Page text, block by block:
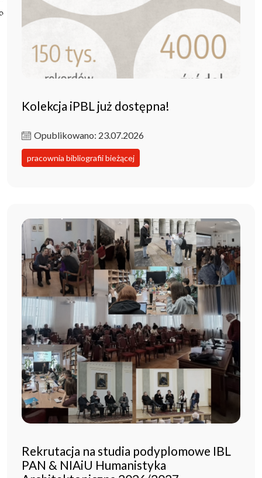
Poczta ibl.waw.pl
Kontakt
Kolekcja iPBL już dostępna!
Opublikowano: 23.07.2026
pracownia bibliografii bieżącej
Rekrutacja na studia podyplomowe IBL
PAN & NIAiU Humanistyka